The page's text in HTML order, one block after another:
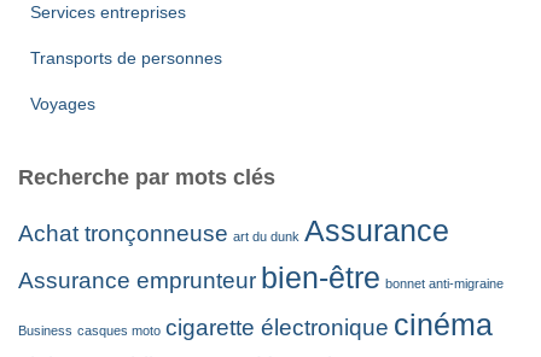
Services entreprises
Transports de personnes
Voyages
Recherche par mots clés
Achat tronçonneuse art du dunk Assurance
Assurance emprunteur bien-être bonnet anti-migraine
Business casques moto cigarette électronique cinéma